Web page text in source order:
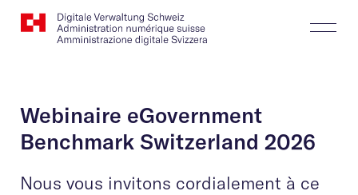
Website
Logo
Recherche
Webinaire eGovernment
Benchmark Switzerland 2026
Nous vous invitons cordialement à ce